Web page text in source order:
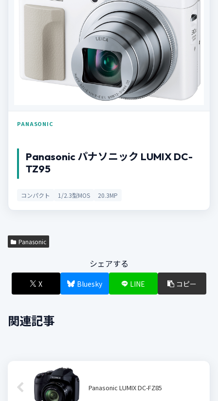
PANASONIC
Panasonic パナソニック LUMIX DC-
TZ95
コンパクト 1/2.3型MOS 20.3MP
Panasonic
シェアする
X Bluesky LINE コピー
関連記事
Panasonic LUMIX DC-FZ85